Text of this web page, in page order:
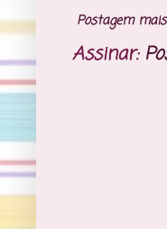
Postagem
Assinar: